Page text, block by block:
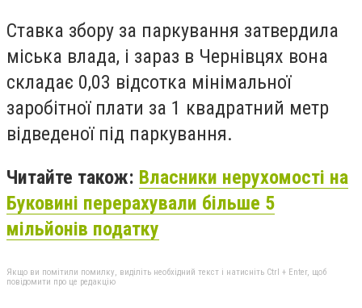
Ставка збору за паркування затвердила
міська влада, і зараз в Чернівцях вона
складає 0,03 відсотка мінімальної
заробітної плати за 1 квадратний метр
відведеної під паркування.
Читайте також: Власники нерухомості на
Буковині перерахували більше 5
мільйонів податку
Якщо ви помітили помилку, виділіть необхідний текст і натисніть Ctrl + Enter, щоб
повідомити про це редакцію